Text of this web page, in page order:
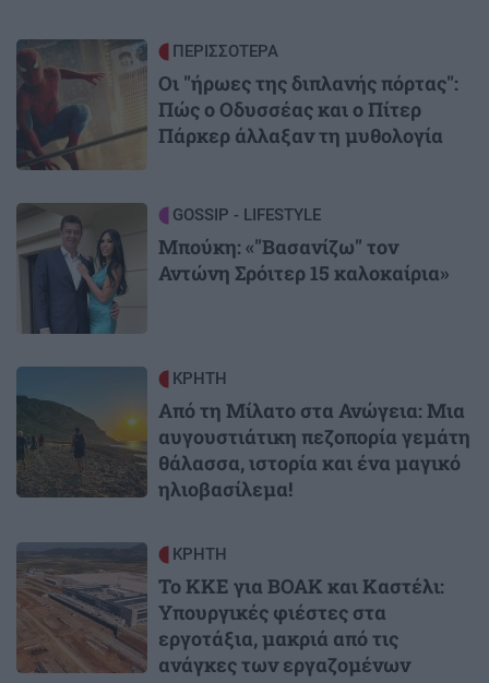
Image ΠΕΡΙΣΣΟΤΕΡΑ
Οι "ήρωες της διπλανής πόρτας":
Πώς ο Οδυσσέας και ο Πίτερ
Πάρκερ άλλαξαν τη μυθολογία
Image GOSSIP - LIFESTYLE
Μπούκη: «"Βασανίζω" τον
Αντώνη Σρόιτερ 15 καλοκαίρια»
ΚΡΗΤΗ
Από τη Μίλατο στα Ανώγεια: Μια
αυγουστιάτικη πεζοπορία γεμάτη
θάλασσα, ιστορία και ένα μαγικό
ηλιοβασίλεμα!
Image ΚΡΗΤΗ
Το ΚΚΕ για ΒΟΑΚ και Καστέλι:
Υπουργικές φιέστες στα
εργοτάξια, μακριά από τις
ανάγκες των εργαζομένων